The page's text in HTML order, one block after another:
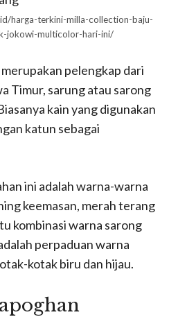
harga-terkini-milla-collection-baju-
jokowi-multicolor-hari-ini/
pelengkap dari
Timur, sarung atau sarong
kain yang digunakan
katun sebagai
ini adalah warna-warna
keemasan, merah terang
kombinasi warna sarong
perpaduan warna
kotak biru dan hijau.